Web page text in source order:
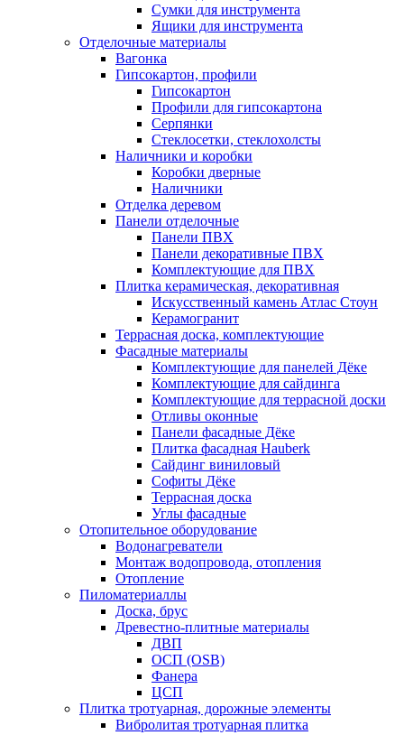
Сумки для инструмента
Ящики для инструмента
Отделочные материалы
Вагонка
Гипсокартон, профили
Гипсокартон
Профили для гипсокартона
Серпянки
Стеклосетки, стеклохолсты
Наличники и коробки
Коробки дверные
Наличники
Отделка деревом
Панели отделочные
Панели ПВХ
Панели декоративные ПВХ
Комплектующие для ПВХ
Плитка керамическая, декоративная
Искусственный камень Атлас Стоун
Керамогранит
Террасная доска, комплектующие
Фасадные материалы
Комплектующие для панелей Дёке
Комплектующие для сайдинга
Комплектующие для террасной доски
Отливы оконные
Панели фасадные Дёке
Плитка фасадная Hauberk
Сайдинг виниловый
Софиты Дёке
Террасная доска
Углы фасадные
Отопительное оборудование
Водонагреватели
Монтаж водопровода, отопления
Отопление
Пиломатериаллы
Доска, брус
Древестно-плитные материалы
ДВП
ОСП (OSB)
Фанера
ЦСП
Плитка тротуарная, дорожные элементы
Вибролитая тротуарная плитка